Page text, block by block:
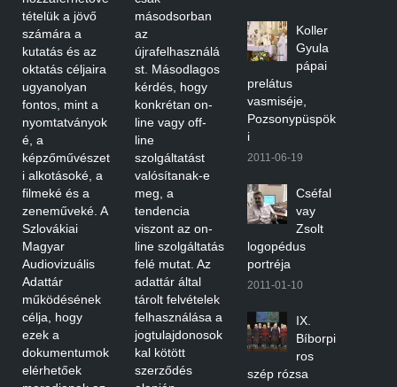
tételük a jövő
számára a
kutatás és az
oktatás céljaira
ugyanolyan
fontos, mint a
nyomtatványok
é, a
képzőművészet
i alkotásoké, a
filmeké és a
zeneműveké. A
Szlovákiai
Magyar
Audiovizuális
Adattár
működésének
célja, hogy
ezek a
dokumentumok
elérhetőek
másodsorban
az
újrafelhasználá
st. Másodlagos
kérdés, hogy
konkrétan on-
line vagy off-
line
szolgáltatást
valósítanak-e
meg, a
tendencia
viszont az on-
line szolgáltatás
felé mutat. Az
adattár által
tárolt felvételek
felhasználása a
jogtulajdonosok
kal kötött
szerződés
Koller
Gyula
pápai
prelátus
vasmiséje,
Pozsonypüspök
i
2011-06-19
Cséfal
vay
Zsolt
logopédus
portréja
2011-01-10
IX.
Bíborpi
ros
szép rózsa